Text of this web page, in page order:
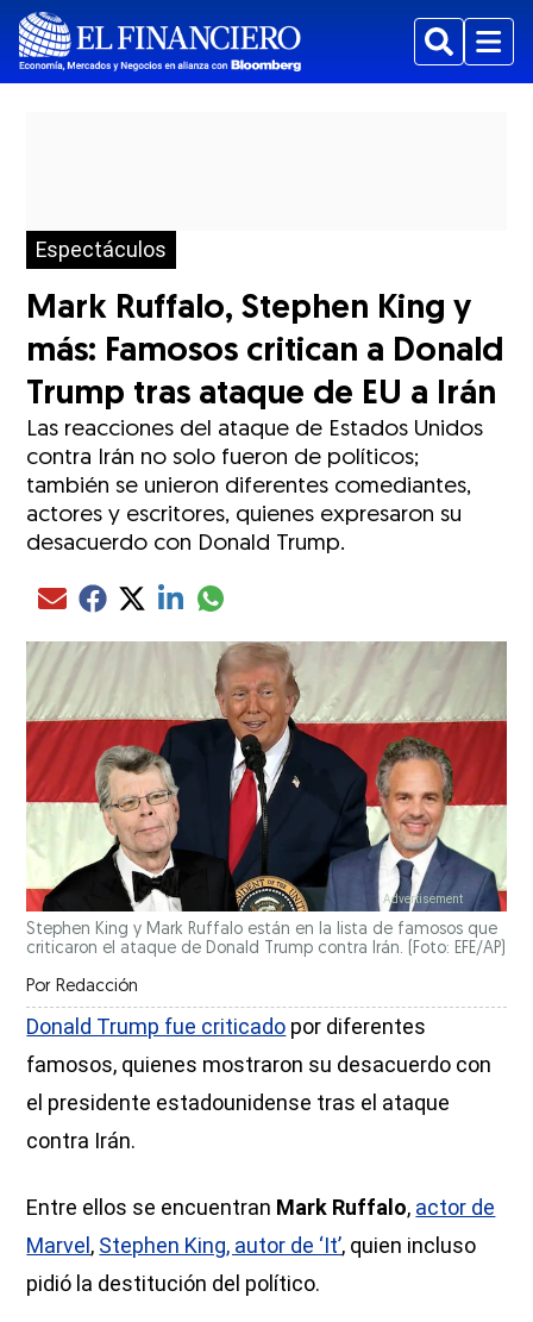
BuscarMenu
Espectáculos
Mark Ruffalo, Stephen King y
más: Famosos critican a Donald
Trump tras ataque de EU a Irán
Las reacciones del ataque de Estados Unidos
contra Irán no solo fueron de políticos;
también se unieron diferentes comediantes,
actores y escritores, quienes expresaron su
desacuerdo con Donald Trump.
Compartir el artículo actual mediante Email
Compartir el artículo actual mediante Facebook
Compartir el artículo actual mediante Twitter
Compartir el artículo actual mediante LinkedIn
Compartir el artículo actual mediante
Stephen King y Mark Ruffalo están en la lista de famosos que
criticaron el ataque de Donald Trump contra Irán. (Foto: EFE/AP)
Por Redacción
Donald Trump fue criticado por diferentes
famosos, quienes mostraron su desacuerdo con
el presidente estadounidense tras el ataque
contra Irán.
Entre ellos se encuentran Mark Ruffalo, actor de
Marvel, Stephen King, autor de ‘It’, quien incluso
pidió la destitución del político.